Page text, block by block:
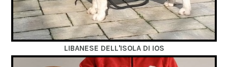
LIBANESE DELL'ISOLA DI IOS